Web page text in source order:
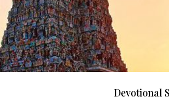
Skip
to
content
Devotional